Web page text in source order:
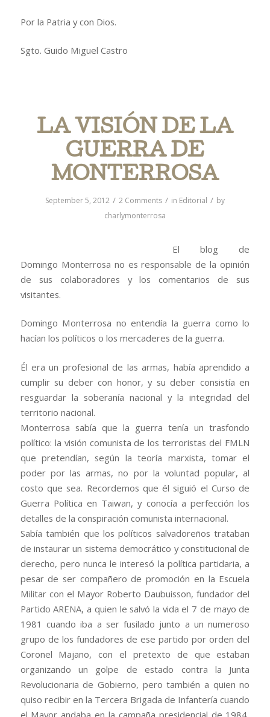
Por la Patria y con Dios.
Sgto. Guido Miguel Castro
LA VISIÓN DE LA
GUERRA DE
MONTERROSA
September 5, 2012 / 2 Comments / in Editorial / by
charlymonterrosa
El blog de
Domingo Monterrosa no es responsable de la opinión
de sus colaboradores y los comentarios de sus
visitantes.
Domingo Monterrosa no entendía la guerra como lo
hacían los políticos o los mercaderes de la guerra.
Él era un profesional de las armas, había aprendido a
cumplir su deber con honor, y su deber consistía en
resguardar la soberanía nacional y la integridad del
territorio nacional.
Monterrosa sabía que la guerra tenía un trasfondo
político: la visión comunista de los terroristas del FMLN
que pretendían, según la teoría marxista, tomar el
poder por las armas, no por la voluntad popular, al
costo que sea. Recordemos que él siguió el Curso de
Guerra Política en Taiwan, y conocía a perfección los
detalles de la conspiración comunista internacional.
Sabía también que los políticos salvadoreños trataban
de instaurar un sistema democrático y constitucional de
derecho, pero nunca le interesó la política partidaria, a
pesar de ser compañero de promoción en la Escuela
Militar con el Mayor Roberto Daubuisson, fundador del
Partido ARENA, a quien le salvó la vida el 7 de mayo de
1981 cuando iba a ser fusilado junto a un numeroso
grupo de los fundadores de ese partido por orden del
Coronel Majano, con el pretexto de que estaban
organizando un golpe de estado contra la Junta
Revolucionaria de Gobierno, pero también a quien no
quiso recibir en la Tercera Brigada de Infantería cuando
el Mayor andaba en la campaña presidencial de 1984,